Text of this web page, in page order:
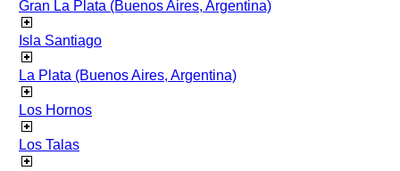
Gran La Plata (Buenos Aires, Argentina)
Isla Santiago
La Plata (Buenos Aires, Argentina)
Los Hornos
Los Talas